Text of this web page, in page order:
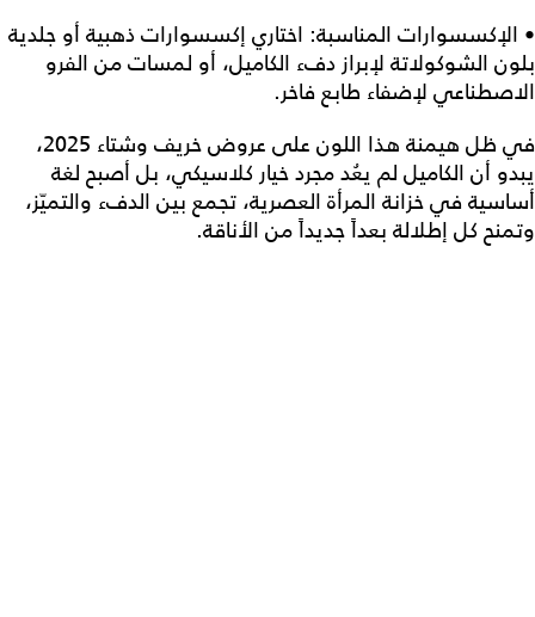
• الإكسسوارات المناسبة: اختاري إكسسوارات ذهبية أو جلدية
بلون الشوكولاتة لإبراز دفء الكاميل، أو لمسات من الفرو
الاصطناعي لإضفاء طابع فاخر.
في ظل هيمنة هذا اللون على عروض خريف وشتاء 2025،
يبدو أن الكاميل لم يعُد مجرد خيار كلاسيكي، بل أصبح لغة
أساسية في خزانة المرأة العصرية، تجمع بين الدفء والتميّز،
وتمنح كل إطلالة بعداً جديداً من الأناقة.